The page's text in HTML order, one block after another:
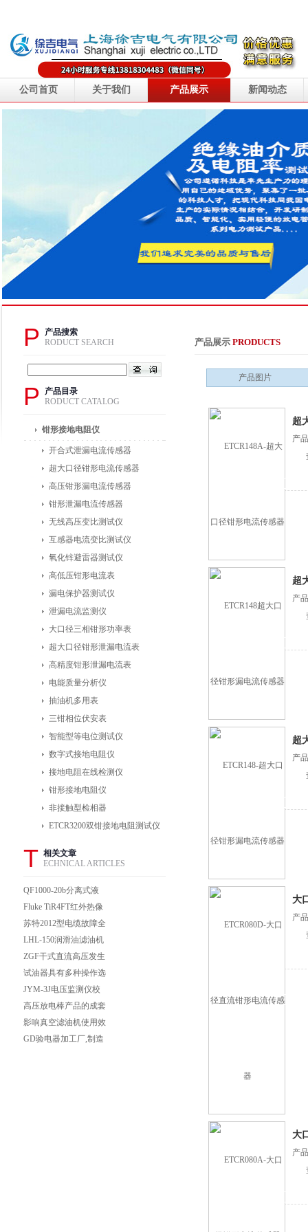
公司首页 关于我们 产品展示 新闻动态
P
产品搜索
RODUCT SEARCH
P
产品目录
RODUCT CATALOG
钳形接地电阻仪
开合式泄漏电流传感器
超大口径钳形电流传感器
高压钳形漏电流传感器
钳形泄漏电流传感器
无线高压变比测试仪
互感器电流变比测试仪
氧化锌避雷器测试仪
高低压钳形电流表
漏电保护器测试仪
泄漏电流监测仪
大口径三相钳形功率表
超大口径钳形泄漏电流表
高精度钳形泄漏电流表
电能质量分析仪
抽油机多用表
三钳相位伏安表
智能型等电位测试仪
数字式接地电阻仪
接地电阻在线检测仪
钳形接地电阻仪
非接触型检相器
ETCR3200双钳接地电阻测试仪
T 相关文章
ECHNICAL ARTICLES
QF1000-20b分离式液
压千斤顶
Fluke TiR4FT红外热像
仪
苏特2012型电缆故障全
自动测试仪
LHL-150润滑油滤油机
LHL-200润滑油滤油机
ZGF干式直流高压发生
器技术规格
试油器具有多种操作选
择，能适应不同用户的
多种选择
JYM-3J电压监测仪校
验仪
高压放电棒产品的成套
性
影响真空滤油机使用效
果的因素有哪些？
GD验电器加工厂,制造
产品展示 PRODUCTS
产品图片
超
产
超
产
超
产
大
产
大
产